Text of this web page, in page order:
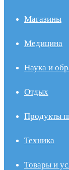
Магазины
Медицина
Наука и
Отдых
Продукты
Техника
Товары и